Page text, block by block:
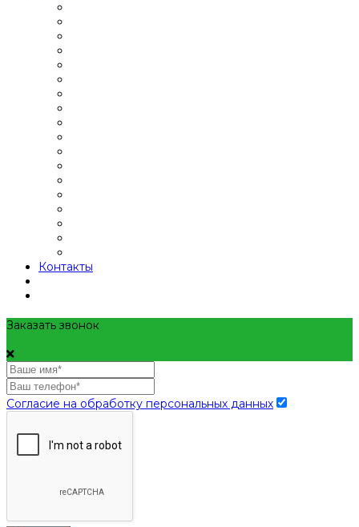
Контакты
Заказать звонок
Согласие на обработку персональных данных